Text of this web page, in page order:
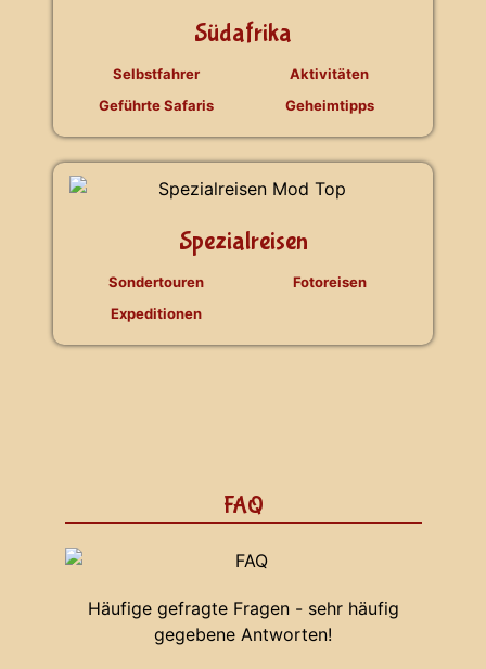
Südafrika
Selbstfahrer
Geführte Safaris
Aktivitäten
Geheimtipps
Spezialreisen
Sondertouren
Expeditionen
Fotoreisen
FAQ
Häufige gefragte Fragen - sehr häufig
gegebene Antworten!